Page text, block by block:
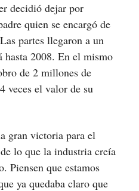
decidió dejar por
quien se encargó de
partes llegaron a un
hasta 2008. En el mismo
de 2 millones de
veces el valor de su
gran victoria para el
lo que la industria creía
Piensen que estamos
ya quedaba claro que